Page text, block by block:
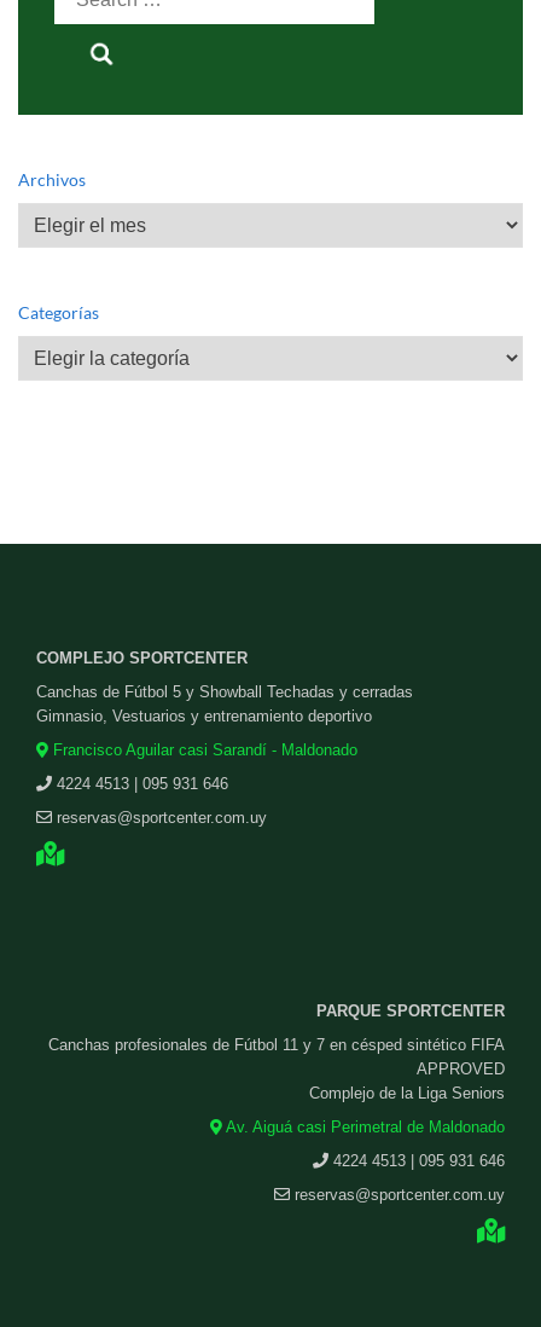
for:
Archivos
Archivos
Categorías
Categorías
COMPLEJO SPORTCENTER
Canchas de Fútbol 5 y Showball Techadas y cerradas
Gimnasio, Vestuarios y entrenamiento deportivo
Francisco Aguilar casi Sarandí - Maldonado
4224 4513 | 095 931 646
reservas@sportcenter.com.uy
PARQUE SPORTCENTER
Canchas profesionales de Fútbol 11 y 7 en césped sintético FIFA
APPROVED
Complejo de la Liga Seniors
Av. Aiguá casi Perimetral de Maldonado
4224 4513 | 095 931 646
reservas@sportcenter.com.uy